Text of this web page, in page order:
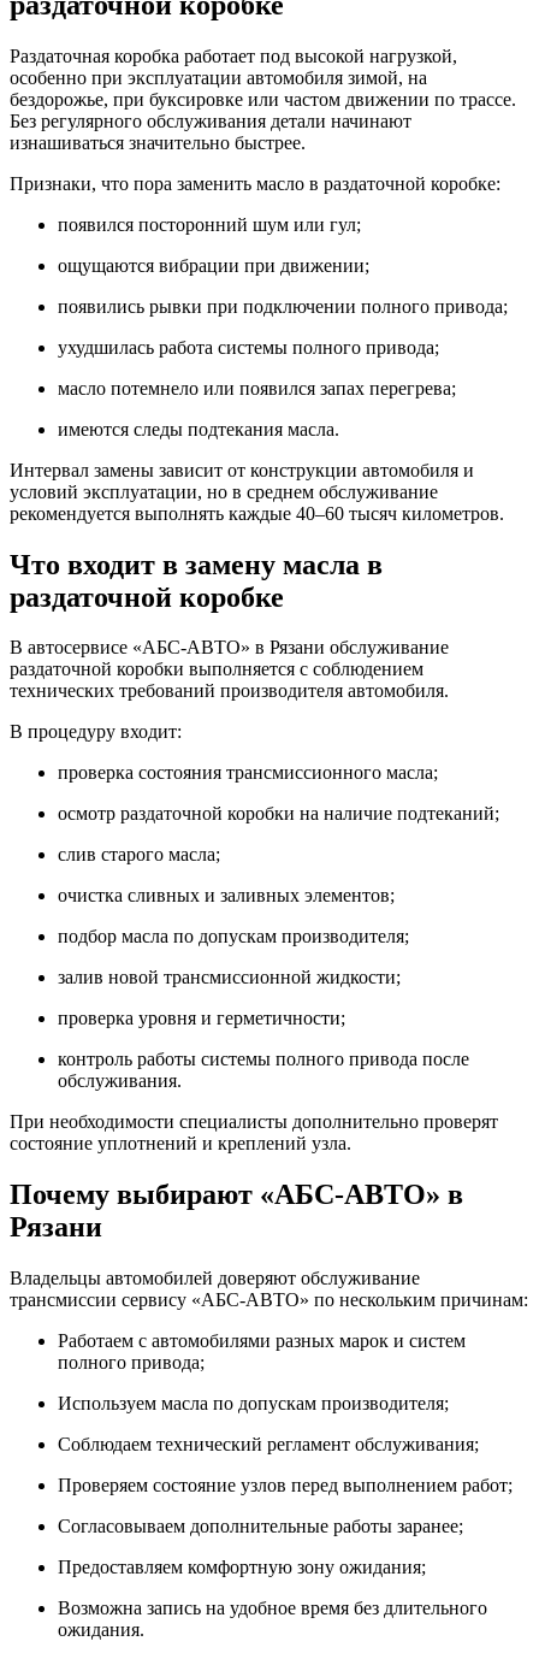
Раздаточная коробка работает под высокой нагрузкой,
особенно при эксплуатации автомобиля зимой, на
бездорожье, при буксировке или частом движении по трассе.
Без регулярного обслуживания детали начинают
изнашиваться значительно быстрее.
Признаки, что пора заменить масло в раздаточной коробке:
появился посторонний шум или гул;
ощущаются вибрации при движении;
появились рывки при подключении полного привода;
ухудшилась работа системы полного привода;
масло потемнело или появился запах перегрева;
имеются следы подтекания масла.
Интервал замены зависит от конструкции автомобиля и
условий эксплуатации, но в среднем обслуживание
рекомендуется выполнять каждые 40–60 тысяч километров.
Что входит в замену масла в
раздаточной коробке
В автосервисе «АБС-АВТО» в Рязани обслуживание
раздаточной коробки выполняется с соблюдением
технических требований производителя автомобиля.
В процедуру входит:
проверка состояния трансмиссионного масла;
осмотр раздаточной коробки на наличие подтеканий;
слив старого масла;
очистка сливных и заливных элементов;
подбор масла по допускам производителя;
залив новой трансмиссионной жидкости;
проверка уровня и герметичности;
контроль работы системы полного привода после
обслуживания.
При необходимости специалисты дополнительно проверят
состояние уплотнений и креплений узла.
Почему выбирают «АБС-АВТО» в
Рязани
Владельцы автомобилей доверяют обслуживание
трансмиссии сервису «АБС-АВТО» по нескольким причинам:
Работаем с автомобилями разных марок и систем
полного привода;
Используем масла по допускам производителя;
Соблюдаем технический регламент обслуживания;
Проверяем состояние узлов перед выполнением работ;
Согласовываем дополнительные работы заранее;
Предоставляем комфортную зону ожидания;
Возможна запись на удобное время без длительного
ожидания.